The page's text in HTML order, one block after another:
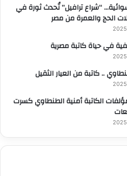
“شراع ترافيل” تُحدث ثورة في
الحج والعمرة من مصر
في حياة كاتبة مصرية
.. كاتبة من العيار الثقيل
الكاتبة أمنية الطنطاوي كسرت